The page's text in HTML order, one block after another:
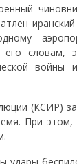
его словам,
(КСИР)
При этом,